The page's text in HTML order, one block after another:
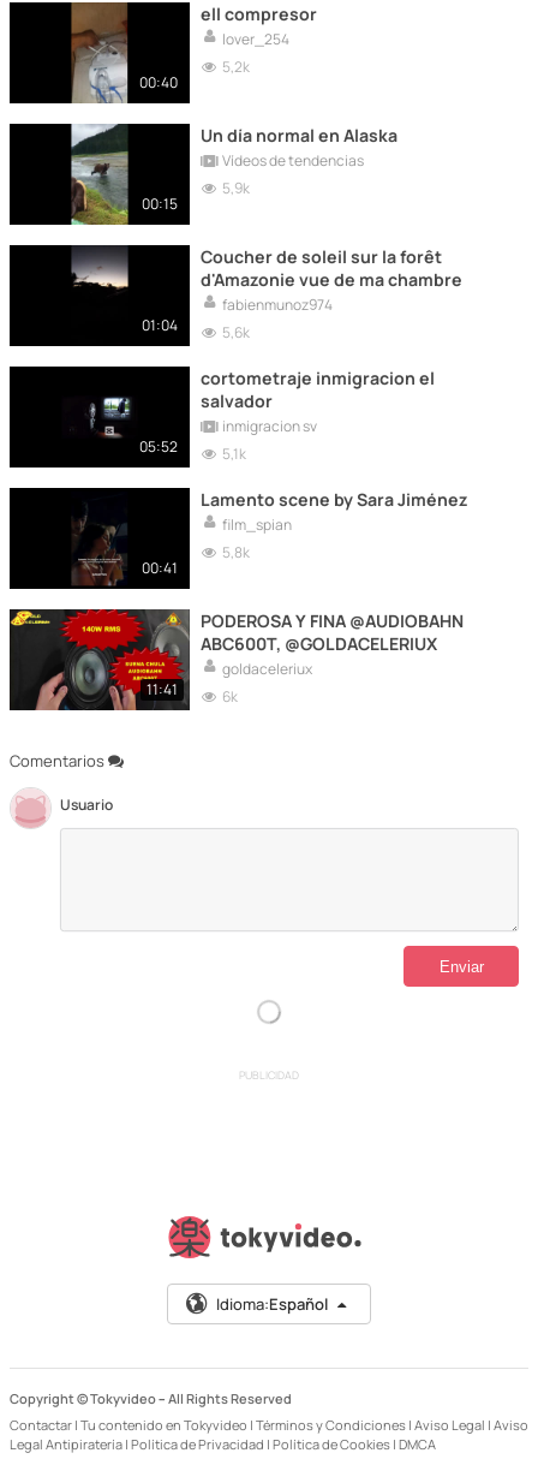
Comentarios
Usuario
00:40
ell compresor
lover_254
5,2k
00:15
Un día normal en Alaska
Vídeos de tendencias
5,9k
01:04
Coucher de soleil sur la forêt
d'Amazonie vue de ma chambre
fabienmunoz974
5,6k
05:52
cortometraje inmigracion el
salvador
inmigracion sv
5,1k
00:41
Lamento scene by Sara Jiménez
film_spian
5,8k
11:41
PODEROSA Y FINA @AUDIOBAHN
ABC600T, @GOLDACELERIUX
goldaceleriux
6k
PUBLICIDAD
Idioma:Español
Copyright © Tokyvideo – All Rights Reserved
Contactar | Tu contenido en Tokyvideo | Términos y Condiciones | Aviso Legal | Aviso
Legal Antipiratería | Política de Privacidad | Política de Cookies | DMCA